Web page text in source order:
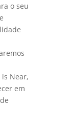
o seu
Near,
em